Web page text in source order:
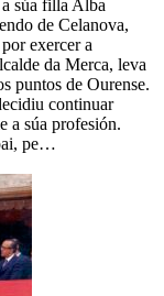
súa filla Alba
de Celanova,
exercer a
da Merca, leva
puntos de Ourense.
continuar
a súa profesión.
pe…